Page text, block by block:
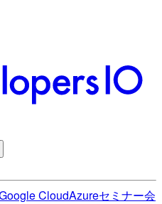
CloudAzureセミナー会